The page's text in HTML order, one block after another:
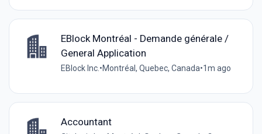
EBlock Montréal - Demande générale /
General Application
EBlock Inc.•Montréal, Quebec, Canada•1m ago
Accountant